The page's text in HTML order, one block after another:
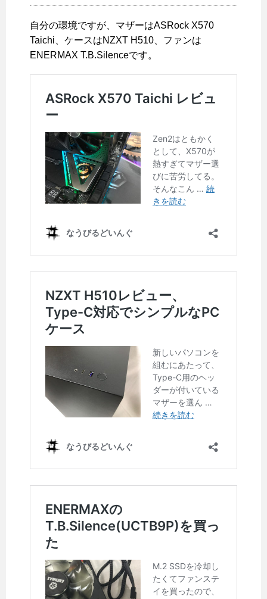
自分の環境ですが、マザーはASRock X570
Taichi、ケースはNZXT H510、ファンは
ENERMAX T.B.Silenceです。